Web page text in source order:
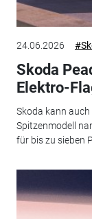
24.06.2026
Skoda
Elektro-
Skoda kann
Spitzenmodell
für bis zu sieben